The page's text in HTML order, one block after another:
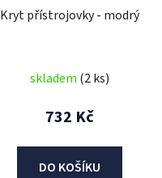
Kryt přístrojovky - modrý
skladem (2 ks)
732 Kč
DO KOŠÍKU